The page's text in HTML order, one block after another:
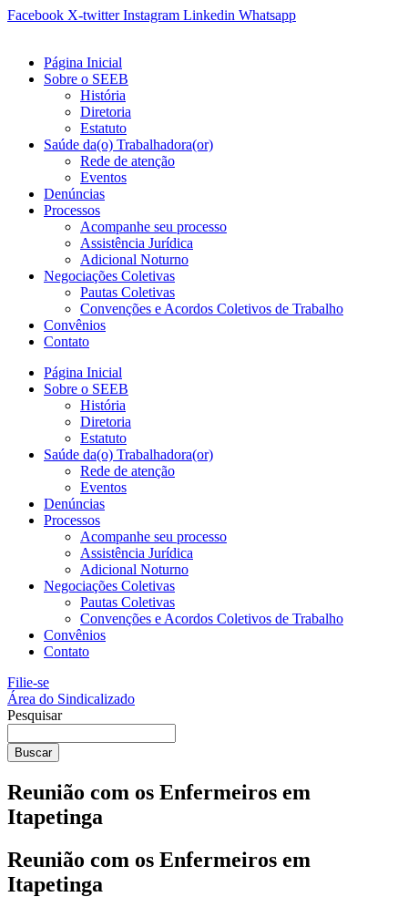
Ir
conteúdo
Facebook X-twitter Instagram Linkedin Whatsapp
Página Inicial
Sobre o SEEB
História
Diretoria
Estatuto
Saúde da(o) Trabalhadora(or)
Rede de atenção
Eventos
Denúncias
Processos
Acompanhe seu processo
Assistência Jurídica
Adicional Noturno
Negociações Coletivas
Pautas Coletivas
Convenções e Acordos Coletivos de Trabalho
Convênios
Contato
Página Inicial
Sobre o SEEB
História
Diretoria
Estatuto
Saúde da(o) Trabalhadora(or)
Rede de atenção
Eventos
Denúncias
Processos
Acompanhe seu processo
Assistência Jurídica
Adicional Noturno
Negociações Coletivas
Pautas Coletivas
Convenções e Acordos Coletivos de Trabalho
Convênios
Contato
Filie-se
Área do Sindicalizado
Pesquisar
Buscar
Reunião com os Enfermeiros em
Itapetinga
Reunião com os Enfermeiros em
Itapetinga